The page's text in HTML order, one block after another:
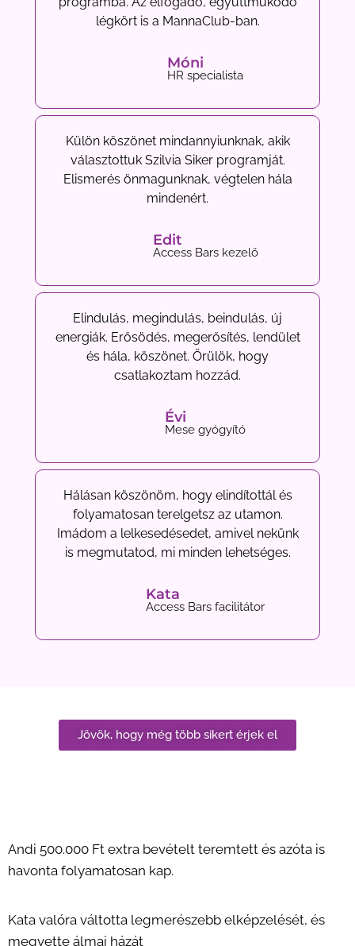
légkört is a MannaClub-ban.
Móni
HR specialista
Külön köszönet mindannyiunknak, akik
választottuk Szilvia Siker programját.
Elismerés önmagunknak, végtelen hála
mindenért.
Edit
Access Bars kezelő
Elindulás, megindulás, beindulás, új
energiák. Erősödés, megerősítés, lendület
és hála, köszönet. Örülök, hogy
csatlakoztam hozzád.
Évi
Mese gyógyító
Hálásan köszönöm, hogy elindítottál és
folyamatosan terelgetsz az utamon.
Imádom a lelkesedésedet, amivel nekünk
is megmutatod, mi minden lehetséges.
Kata
Access Bars facilitátor
Jövök, hogy még több sikert érjek el
Andi 500.000 Ft extra bevételt teremtett és azóta is
havonta folyamatosan kap.
Kata valóra váltotta legmerészebb elképzelését, és
megvette álmai házát